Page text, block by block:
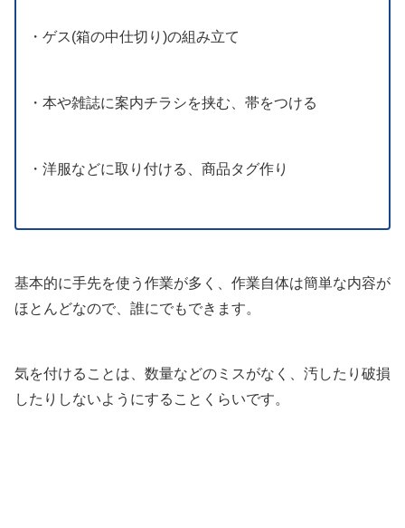
・ゲス(箱の中仕切り)の組み立て
・本や雑誌に案内チラシを挟む、帯をつける
・洋服などに取り付ける、商品タグ作り
基本的に手先を使う作業が多く、作業自体は簡単な内容が
ほとんどなので、誰にでもできます。
気を付けることは、数量などのミスがなく、汚したり破損
したりしないようにすることくらいです。